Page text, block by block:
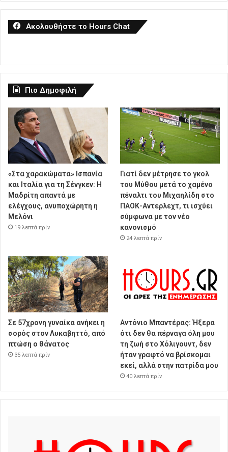
Ακολουθήστε το Hours Chat
Πιο Δημοφιλή
«Στα χαρακώματα» Ισπανία
και Ιταλία για τη Σένγκεν: Η
Μαδρίτη απαντά με
ελέγχους, ανυποχώρητη η
Μελόνι
19 λεπτά πρίν
Γιατί δεν μέτρησε το γκολ
του Μύθου μετά το χαμένο
πέναλτι του Μιχαηλίδη στο
ΠΑΟΚ-Αντερλεχτ, τι ισχύει
σύμφωνα με τον νέο
κανονισμό
24 λεπτά πρίν
Σε 57χρονη γυναίκα ανήκει η
σορός στον Λυκαβηττό, από
πτώση ο θάνατος
35 λεπτά πρίν
Αντόνιο Μπαντέρας: Ήξερα
ότι δεν θα πέρναγα όλη μου
τη ζωή στο Χόλιγουντ, δεν
ήταν γραφτό να βρίσκομαι
εκεί, αλλά στην πατρίδα μου
40 λεπτά πρίν